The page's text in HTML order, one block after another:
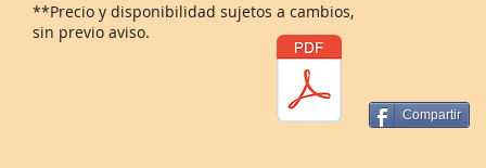
**Precio y disponibilidad sujetos a cambios,
sin previo aviso.
Compartir